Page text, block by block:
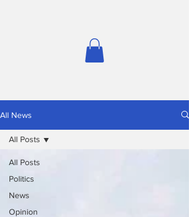
All News
All Posts
Politics
News
Opinion
All Posts